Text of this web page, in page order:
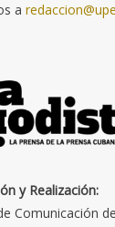
a
y Realización:
Comunicación